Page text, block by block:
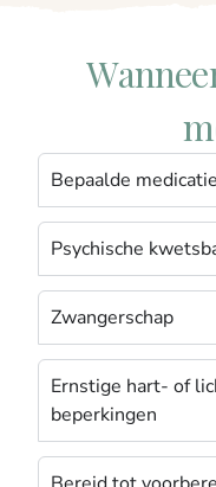
Bepaalde
Psychische
Zwangerschap
Ernstige hart- of
beperkingen